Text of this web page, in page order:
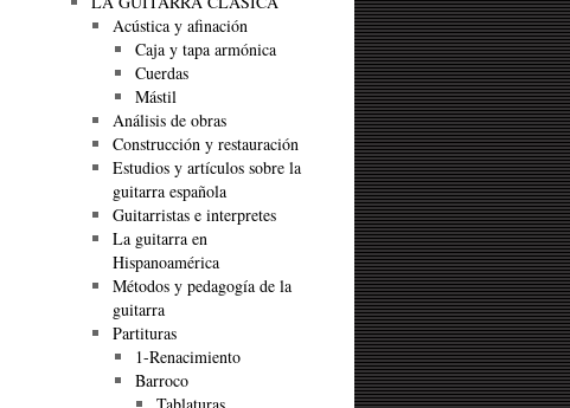
Acústica y afinación
Caja y tapa armónica
Cuerdas
Mástil
Análisis de obras
Construcción y restauración
Estudios y artículos sobre la
guitarra española
Guitarristas e interpretes
La guitarra en
Hispanoamérica
Métodos y pedagogía de la
guitarra
Partituras
1-Renacimiento
Barroco